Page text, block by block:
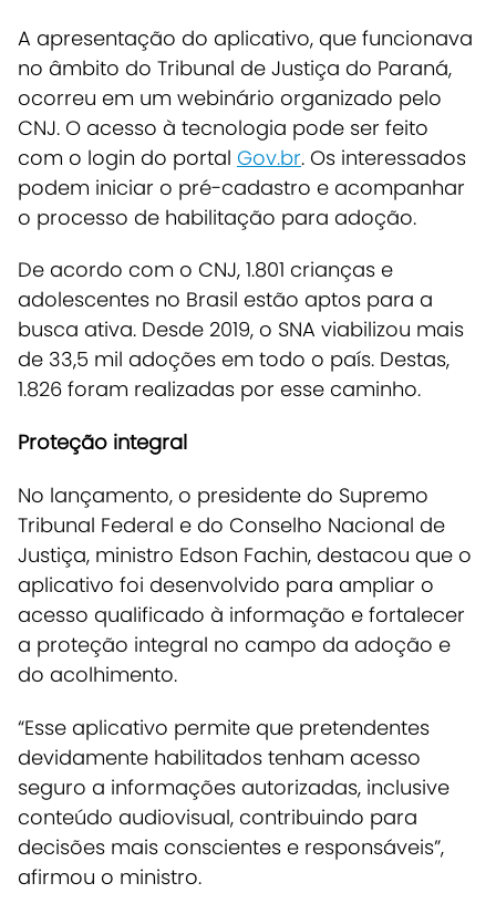
A apresentação do aplicativo, que funcionava
no âmbito do Tribunal de Justiça do Paraná,
ocorreu em um webinário organizado pelo
CNJ. O acesso à tecnologia pode ser feito
com o login do portal Gov.br. Os interessados
podem iniciar o pré-cadastro e acompanhar
o processo de habilitação para adoção.
De acordo com o CNJ, 1.801 crianças e
adolescentes no Brasil estão aptos para a
busca ativa. Desde 2019, o SNA viabilizou mais
de 33,5 mil adoções em todo o país. Destas,
1.826 foram realizadas por esse caminho.
Proteção integral
No lançamento, o presidente do Supremo
Tribunal Federal e do Conselho Nacional de
Justiça, ministro Edson Fachin, destacou que o
aplicativo foi desenvolvido para ampliar o
acesso qualificado à informação e fortalecer
a proteção integral no campo da adoção e
do acolhimento.
“Esse aplicativo permite que pretendentes
devidamente habilitados tenham acesso
seguro a informações autorizadas, inclusive
conteúdo audiovisual, contribuindo para
decisões mais conscientes e responsáveis”,
afirmou o ministro.